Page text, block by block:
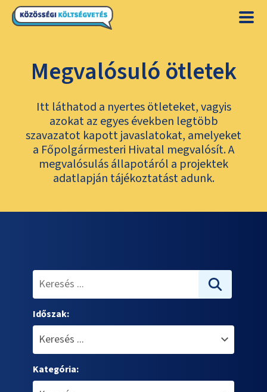
Megvalósuló ötletek
Itt láthatod a nyertes ötleteket, vagyis
azokat az egyes években legtöbb
szavazatot kapott javaslatokat, amelyeket
a Főpolgármesteri Hivatal megvalósít. A
megvalósulás állapotáról a projektek
adatlapján tájékoztatást adunk.
Időszak:
Kategória: